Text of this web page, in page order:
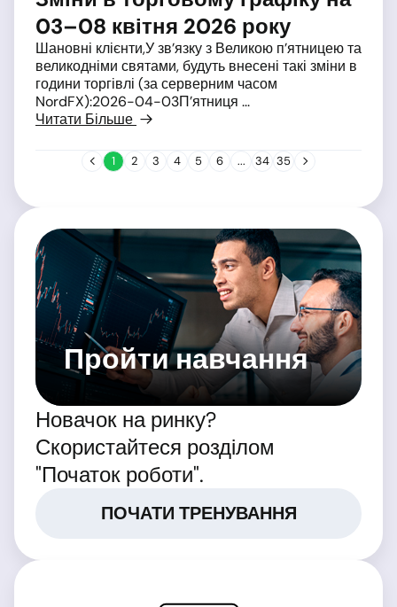
03–08 квітня 2026 року
Шановні клієнти,У зв’язку з Великою п’ятницею та
великодніми святами, будуть внесені такі зміни в
години торгівлі (за серверним часом
NordFX):2026-04-03П’ятниця ...
Читати Більше
1 2 3 4 5 6 ... 34 35
Пройти навчання
Новачок на ринку?
Скористайтеся розділом
"Початок роботи".
ПОЧАТИ ТРЕНУВАННЯ